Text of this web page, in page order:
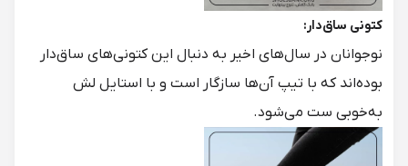
کتونی ساق‌دار:
نوجوانان در سال‌های اخیر به دنبال این کتونی‌های ساق‌دار
بوده‌اند که با تیپ آن‌ها سازگار است و با استایل لش
به‌خوبی ست می‌شود.